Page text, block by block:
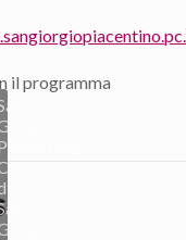
il programma